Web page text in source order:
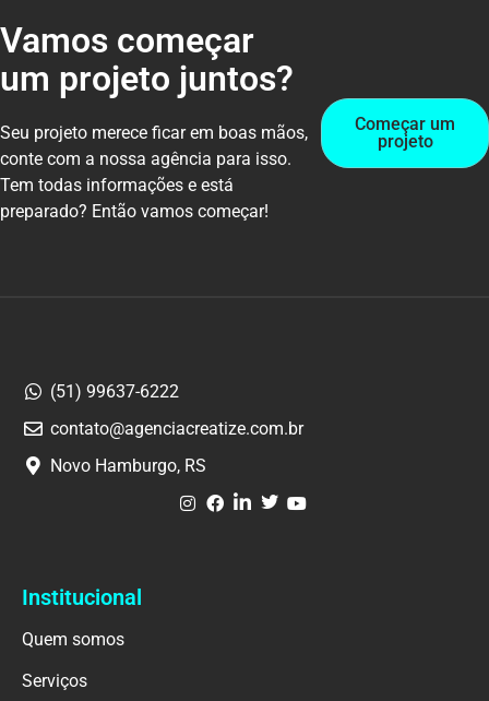
Vamos começar
um projeto juntos?
Seu projeto merece ficar em boas mãos,
conte com a nossa agência para isso.
Tem todas informações e está
preparado? Então vamos começar!
Começar um
projeto
(51) 99637-6222
contato@agenciacreatize.com.br
Novo Hamburgo, RS
Institucional
Quem somos
Serviços